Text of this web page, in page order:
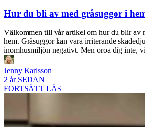
Hur du bli av med gråsuggor i
Välkommen till vår artikel om hur du blir av
hem. Gråsuggor kan vara irriterande
inomhusmiljön negativt. Men oroa dig inte,
Jenny Karlsson
2 år SEDAN
FORTSÄTT LÄS